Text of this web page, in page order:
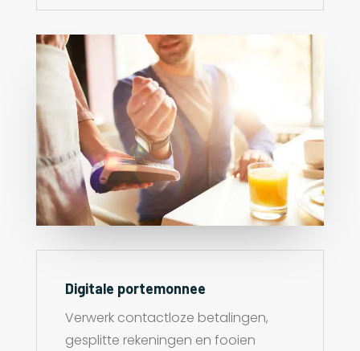
Digitale portemonnee
Verwerk contactloze betalingen,
gesplitte rekeningen en fooien